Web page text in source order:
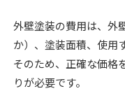
外壁塗装の費用は、外
か）、塗装面積、使用
そのため、正確な価格
りが必要です。